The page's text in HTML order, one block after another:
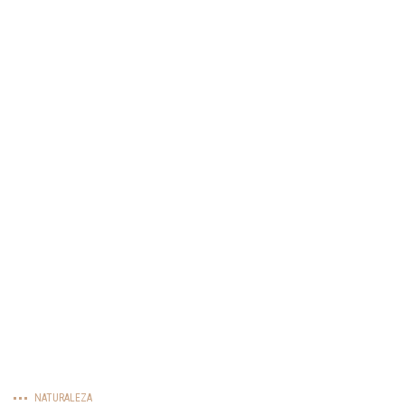
NATURALEZA